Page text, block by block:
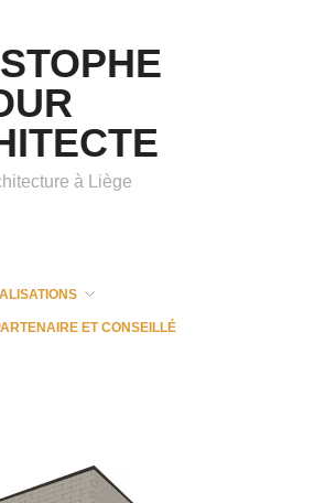
à Liège
ET CONSEILLÉ